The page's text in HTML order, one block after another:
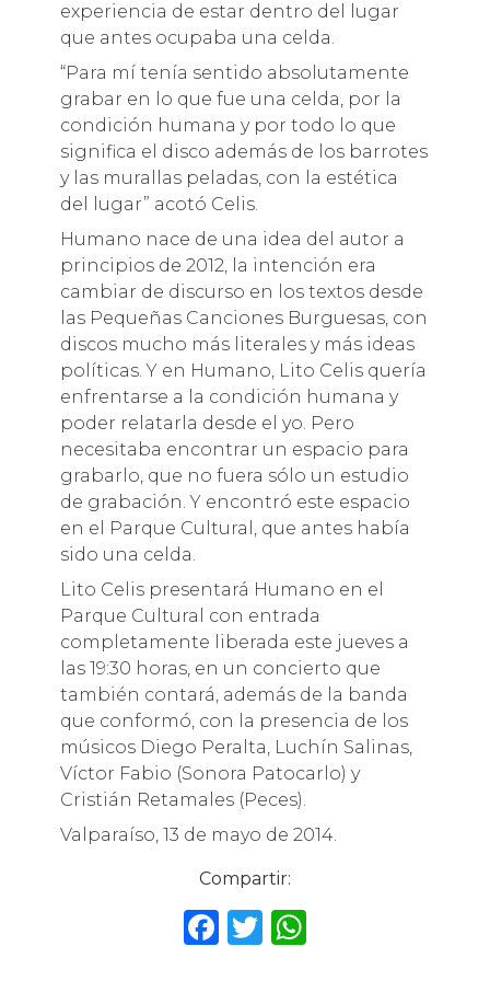
experiencia de estar dentro del lugar
que antes ocupaba una celda.
“Para mí tenía sentido absolutamente
grabar en lo que fue una celda, por la
condición humana y por todo lo que
significa el disco además de los barrotes
y las murallas peladas, con la estética
del lugar” acotó Celis.
Humano nace de una idea del autor a
principios de 2012, la intención era
cambiar de discurso en los textos desde
las Pequeñas Canciones Burguesas, con
discos mucho más literales y más ideas
políticas. Y en Humano, Lito Celis quería
enfrentarse a la condición humana y
poder relatarla desde el yo. Pero
necesitaba encontrar un espacio para
grabarlo, que no fuera sólo un estudio
de grabación. Y encontró este espacio
en el Parque Cultural, que antes había
sido una celda.
Lito Celis presentará Humano en el
Parque Cultural con entrada
completamente liberada este jueves a
las 19:30 horas, en un concierto que
también contará, además de la banda
que conformó, con la presencia de los
músicos Diego Peralta, Luchín Salinas,
Víctor Fabio (Sonora Patocarlo) y
Cristián Retamales (Peces).
Valparaíso, 13 de mayo de 2014.
Compartir:
F T W